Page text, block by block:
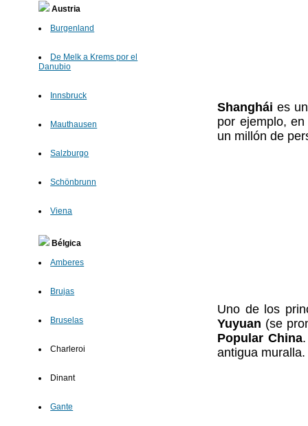
Austria
Burgenland
De Melk a Krems por el
Danubio
Innsbruck
Mauthausen
Salzburgo
Schönbrunn
Viena
Bélgica
Amberes
Brujas
Bruselas
Charleroi
Dinant
Gante
Shanghái es
por ejemplo,
un millón de
Uno de los
Yuyuan (se
Popular China
antigua muralla.